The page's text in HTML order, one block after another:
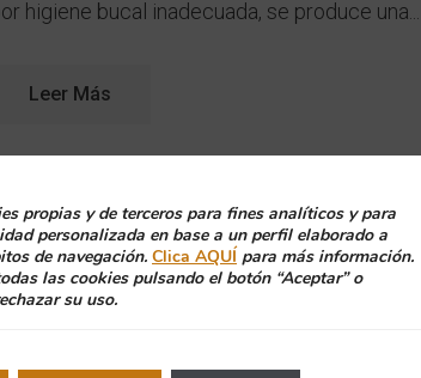
higiene bucal inadecuada, se produce una...
Leer Más
para toda una
eficacia del
propias y de terceros para fines analíticos y para
personalizada en base a un perfil elaborado a
de navegación. Clica AQUÍ para más información.
las cookies pulsando el botón “Aceptar” o
su uso.